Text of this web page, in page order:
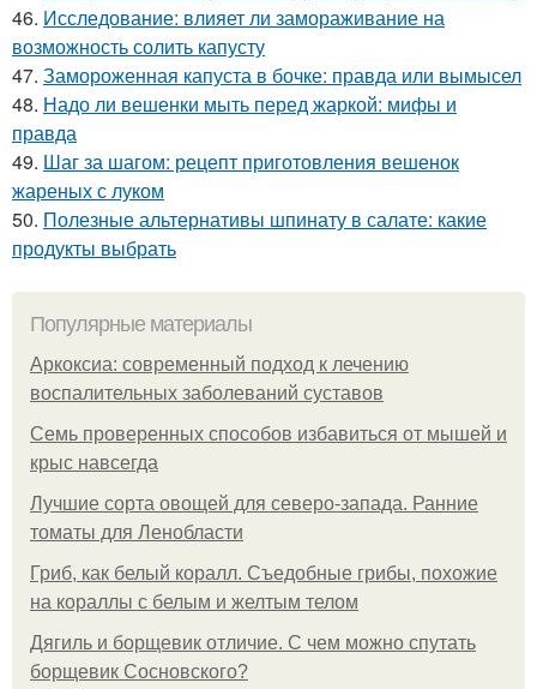
46. Исследование: влияет ли замораживание на
возможность солить капусту
47. Замороженная капуста в бочке: правда или вымысел
48. Надо ли вешенки мыть перед жаркой: мифы и
правда
49. Шаг за шагом: рецепт приготовления вешенок
жареных с луком
50. Полезные альтернативы шпинату в салате: какие
продукты выбрать
Популярные материалы
Аркоксиа: современный подход к лечению
воспалительных заболеваний суставов
Семь проверенных способов избавиться от мышей и
крыс навсегда
Лучшие сорта овощей для северо-запада. Ранние
томаты для Ленобласти
Гриб, как белый коралл. Съедобные грибы, похожие
на кораллы с белым и желтым телом
Дягиль и борщевик отличие. С чем можно спутать
борщевик Сосновского?